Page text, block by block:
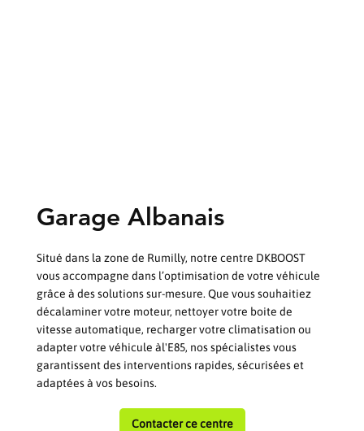
Garage Albanais
Situé dans la zone de Rumilly, notre centre DKBOOST
vous accompagne dans l’optimisation de votre véhicule
grâce à des solutions sur-mesure. Que vous souhaitiez
décalaminer votre moteur, nettoyer votre boite de
vitesse automatique, recharger votre climatisation ou
adapter votre véhicule àl'E85, nos spécialistes vous
garantissent des interventions rapides, sécurisées et
adaptées à vos besoins.
Contacter ce centre